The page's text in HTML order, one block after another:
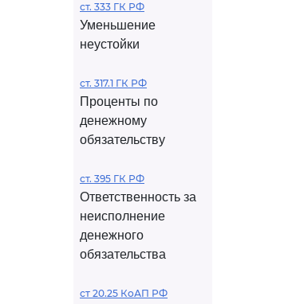
ст. 333 ГК РФ
Уменьшение
неустойки
ст. 317.1 ГК РФ
Проценты по
денежному
обязательству
ст. 395 ГК РФ
Ответственность за
неисполнение
денежного
обязательства
ст 20.25 КоАП РФ